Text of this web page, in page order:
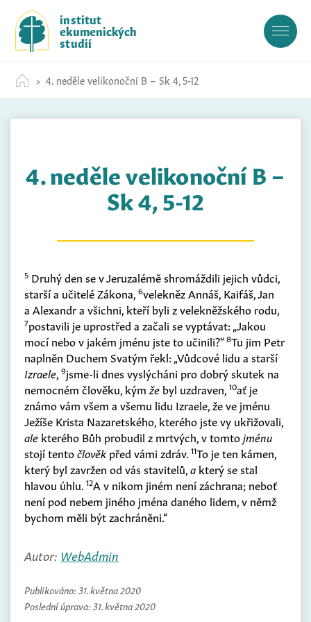
c
institut
ekumenických
studií
4. neděle velikonoční B – Sk 4, 5-12
4. neděle velikonoční B –
Sk 4, 5-12
5 Druhý den se v Jeruzalémě shromáždili jejich vůdci,
starší a učitelé Zákona, 6velekněz Annáš, Kaifáš, Jan
a Alexandr a všichni, kteří byli z velekněžského rodu,
7postavili je uprostřed a začali se vyptávat: „Jakou
mocí nebo v jakém jménu jste to učinili?“8Tu jim Petr
naplněn Duchem Svatým řekl: „Vůdcové lidu a starší
Izraele, 9jsme-li dnes vyslýcháni pro dobrý skutek na
nemocném člověku, kým že byl uzdraven, 10ať je
známo vám všem a všemu lidu Izraele, že ve jménu
Ježíše Krista Nazaretského, kterého jste vy ukřižovali,
ale kterého Bůh probudil z mrtvých, v tomtojménu
stojí tentočlověkpřed vámi zdráv. 11To je ten kámen,
který byl zavržen od vás stavitelů,a který se stal
hlavou úhlu. 12A v nikom jiném není záchrana; neboť
není pod nebem jiného jména daného lidem, v němž
bychom měli být zachráněni.“
Autor: WebAdmin
Publikováno: 31. května 2020
Poslední úprava: 31. května 2020